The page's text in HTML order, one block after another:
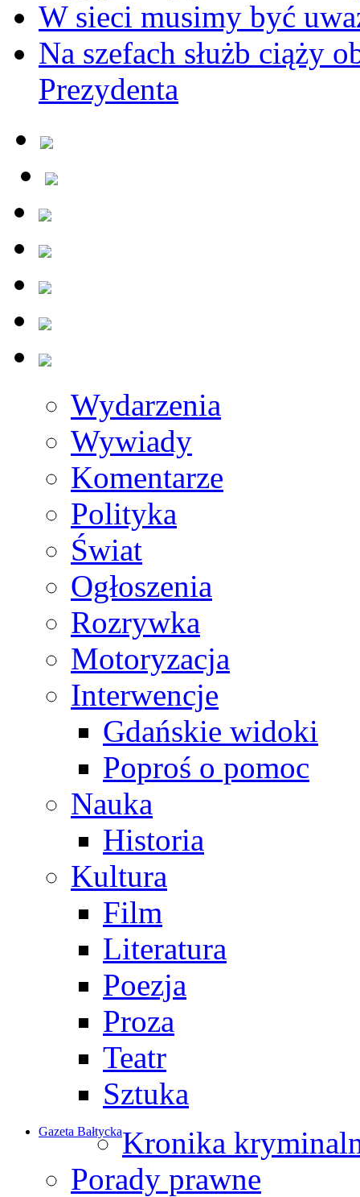
W sieci musimy być
Na szefach służb ciąży
Prezydenta
Wydarzenia
Wywiady
Komentarze
Polityka
Świat
Ogłoszenia
Rozrywka
Motoryzacja
Interwencje
Gdańskie widoki
Poproś o pomoc
Nauka
Historia
Kultura
Film
Literatura
Poezja
Proza
Teatr
Sztuka
Gazeta BałtyckaKronika
Porady prawne